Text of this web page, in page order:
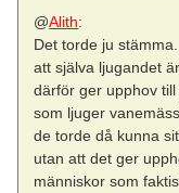
@Alith:
Det torde ju
att själva ljugandet
därför ger upphov
som ljuger
de torde då kunna
utan att det ger
människor som